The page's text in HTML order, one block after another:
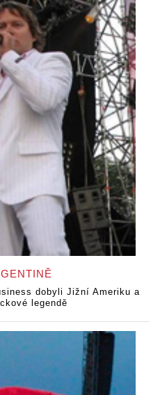
dobyli Jižní Ameriku a
legendě